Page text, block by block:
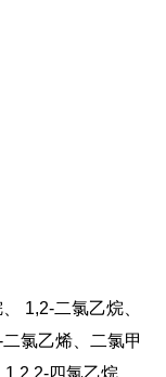
1,2-二氯乙烷、
氯乙烯、二氯甲
四氯乙烷、